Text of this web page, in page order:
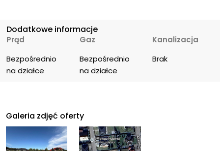
Dodatkowe informacje
Prąd
Bezpośrednio
na działce
Gaz
Bezpośrednio
na działce
Kanalizacja
Brak
Galeria zdjęć oferty